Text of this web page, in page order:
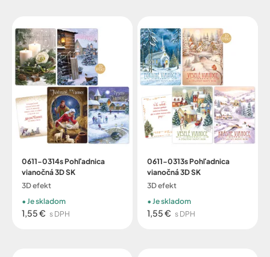
0611-0314s Pohľadnica
vianočná 3D SK
3D efekt
1,55 € s DPH
Je skladom
0611-0313s Pohľadnica
vianočná 3D SK
3D efekt
1,55 € s DPH
Je skladom